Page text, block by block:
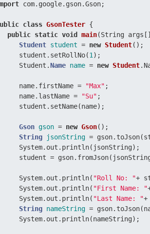
com.google.gson.Gson;
class GsonTester {
public static void main(String
Student student = new Student();
student.setRollNo(
1 );
Student.
Name name = new Student
name.firstName =
"Max" ;
name.lastName =
"Su" ;
student.setName(name);
Gson gson = new Gson();
String
jsonString =
System.out.println(jsonString);
student =
System.out.println(
"Roll No: "+
System.out.println(
"First Name: "
System.out.println(
"Last Name: "+
String nameString =
System.out.println(nameString);